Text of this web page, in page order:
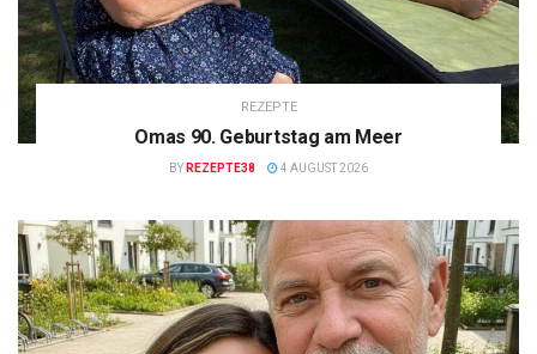
REZEPTE
Omas 90. Geburtstag am Meer
BY REZEPTE38 4 AUGUST 2026